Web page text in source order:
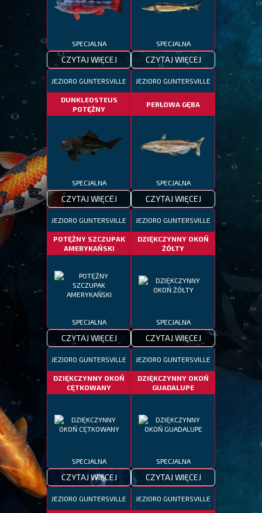
SPECJALNA
CZYTAJ WIĘCEJ
SPECJALNA
CZYTAJ WIĘCEJ
JEZIORO GUNTERSVILLE
DUNKLEOSTEUS
POTĘŻNY
SPECJALNA
CZYTAJ WIĘCEJ
JEZIORO GUNTERSVILLE
PERŁOWA GĘBA
SPECJALNA
CZYTAJ WIĘCEJ
JEZIORO GUNTERSVILLE
POTĘŻNY SZCZUPAK
AMERYKAŃSKI
SPECJALNA
CZYTAJ WIĘCEJ
JEZIORO GUNTERSVILLE
DZIĘKCZYNNY OKOŃ
ŻÓŁTY
SPECJALNA
CZYTAJ WIĘCEJ
JEZIORO GUNTERSVILLE
DZIĘKCZYNNY OKOŃ
CĘTKOWANY
SPECJALNA
CZYTAJ WIĘCEJ
JEZIORO GUNTERSVILLE
DZIĘKCZYNNY OKOŃ
GUADALUPE
SPECJALNA
CZYTAJ WIĘCEJ
JEZIORO GUNTERSVILLE JEZIORO GUNTERSVILLE